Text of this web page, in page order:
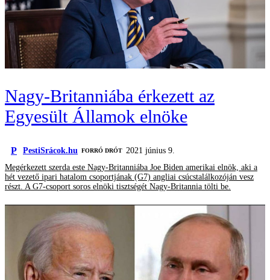
Nagy-Britanniába érkezett az
Egyesült Államok elnöke
P PestiSrácok.hu FORRÓ DRÓT 2021 június 9.
Megérkezett szerda este Nagy-Britanniába Joe Biden amerikai elnök, aki a
hét vezető ipari hatalom csoportjának (G7) angliai csúcstalálkozóján vesz
részt. A G7-csoport soros elnöki tisztségét Nagy-Britannia tölti be.